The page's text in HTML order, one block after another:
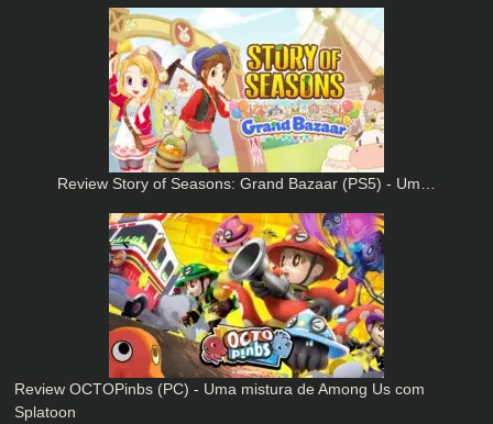
Review Story of Seasons: Grand Bazaar (PS5) - Um…
Review OCTOPinbs (PC) - Uma mistura de Among Us com
Splatoon